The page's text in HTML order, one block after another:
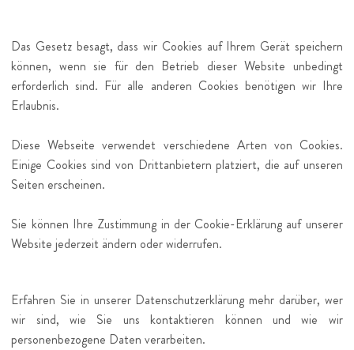
Das Gesetz besagt, dass wir Cookies auf Ihrem Gerät speichern
können, wenn sie für den Betrieb dieser Website unbedingt
erforderlich sind. Für alle anderen Cookies benötigen wir Ihre
Erlaubnis.
Diese Webseite verwendet verschiedene Arten von Cookies.
Einige Cookies sind von Drittanbietern platziert, die auf unseren
Seiten erscheinen.
Sie können Ihre Zustimmung in der Cookie-Erklärung auf unserer
Website jederzeit ändern oder widerrufen.
Erfahren Sie in unserer Datenschutzerklärung mehr darüber, wer
wir sind, wie Sie uns kontaktieren können und wie wir
personenbezogene Daten verarbeiten.